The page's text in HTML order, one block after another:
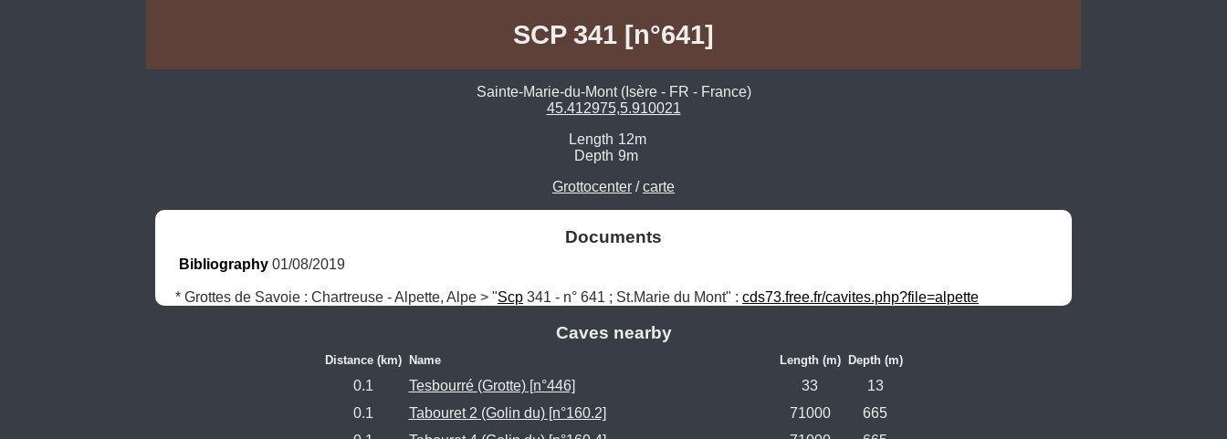
SCP 341 [n°641]
Sainte-Marie-du-Mont (Isère - FR - France)
45.412975,5.910021
Length 12m
Depth 9m
Grottocenter /carte
Documents
Bibliography 01/08/2019
* Grottes de Savoie : Chartreuse - Alpette, Alpe > "Scp 341 - n° 641 ; St.Marie du Mont" : cds73.free.fr/cavites.php?file=alpette
Caves nearby
Distance (km) Name Length (m) Depth (m)
0.1 Tesbourré (Grotte) [n°446] 33
13
0.1
Tabouret 2 (Golin du) [n°160.2] 71000
665